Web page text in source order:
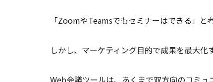
「ZoomやTeamsでもセミナーはできる」と
しかし、マーケティング目的で成果を最大化